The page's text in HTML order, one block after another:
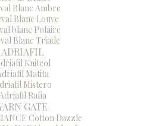
Blanc Ambre
Blanc Louve
blanc Polaire
Blanc Triade
ADRIAFIL
Knitcol
Matita
Mistero
Rafia
GATE
Cotton Dazzle